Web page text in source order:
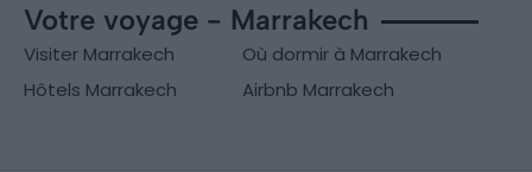
Votre voyage - Marrakech
Visiter Marrakech
Où dormir à Marrakech
Hôtels Marrakech
Airbnb Marrakech